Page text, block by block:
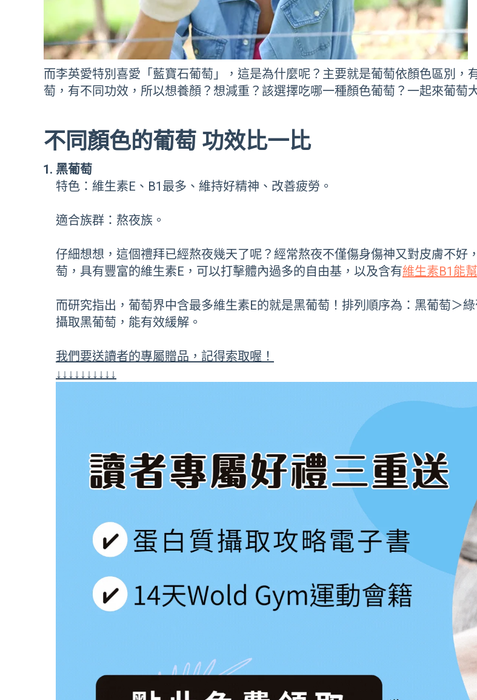
而李英愛特別喜愛「藍寶石葡萄」，這是為什麼呢？主要就是葡萄依顏色區別
萄，有不同功效，所以想養顏？想減重？該選擇吃哪一種顏色葡萄？一起來葡萄
不同顏色的葡萄 功效比一比
黑葡萄
特色：維生素E、B1最多、維持好精神、改善疲勞。
適合族群：熬夜族。
仔細想想，這個禮拜已經熬夜幾天了呢？經常熬夜不僅傷身傷神又對皮膚不
萄，具有豐富的維生素E，可以打擊體內過多的自由基，以及含有維生素B1能
而研究指出，葡萄界中含最多維生素E的就是黑葡萄！排列順序為：黑葡萄＞
攝取黑葡萄，能有效緩解。
我們要送讀者的專屬贈品，記得索取喔！
↓↓↓↓↓↓↓↓↓↓